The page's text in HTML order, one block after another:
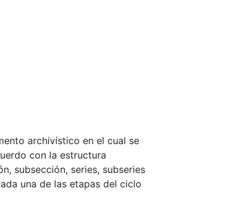
archivístico en el cual se
con la estructura
subsección, series, subseries
una de las etapas del ciclo